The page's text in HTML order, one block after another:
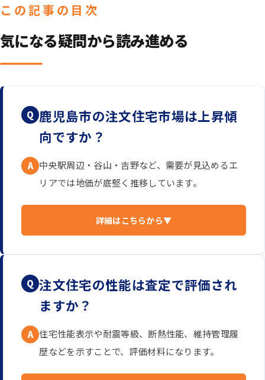
この記事の目次
気になる疑問から読み進める
Q 鹿児島市の注文住宅市場は上昇傾
向ですか？
A 中央駅周辺・谷山・吉野など、需要が見込めるエ
リアでは地価が底堅く推移しています。
詳細はこちらから▼
Q 注文住宅の性能は査定で評価され
ますか？
A 住宅性能表示や耐震等級、断熱性能、維持管理履
歴などを示すことで、評価材料になります。